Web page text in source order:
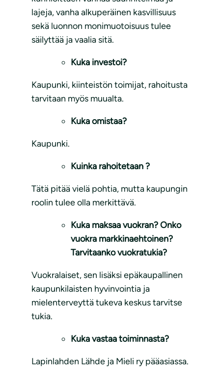
lajeja, vanha alkuperäinen kasvillisuus
sekä luonnon monimuotoisuus tulee
säilyttää ja vaalia sitä.
Kuka investoi?
Kaupunki, kiinteistön toimijat, rahoitusta
tarvitaan myös muualta.
Kuka omistaa?
Kaupunki.
Kuinka rahoitetaan ?
Tätä pitää vielä pohtia, mutta kaupungin
roolin tulee olla merkittävä.
Kuka maksaa vuokran? Onko
vuokra markkinaehtoinen?
Tarvitaanko vuokratukia?
Vuokralaiset, sen lisäksi epäkaupallinen
kaupunkilaisten hyvinvointia ja
mielenterveyttä tukeva keskus tarvitse
tukia.
Kuka vastaa toiminnasta?
Lapinlahden Lähde ja Mieli ry pääasiassa.